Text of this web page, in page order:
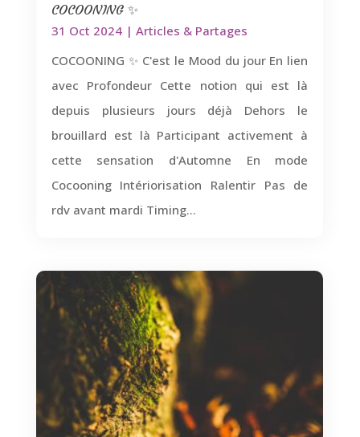
COCOONING ✨
31 Oct 2024| Articles & Partages
COCOONING ✨ C'est le Mood du jour En lien
avec Profondeur Cette notion qui est là
depuis plusieurs jours déjà Dehors le
brouillard est là Participant activement à
cette sensation d'Automne En mode
Cocooning Intériorisation Ralentir Pas de
rdv avant mardi Timing...